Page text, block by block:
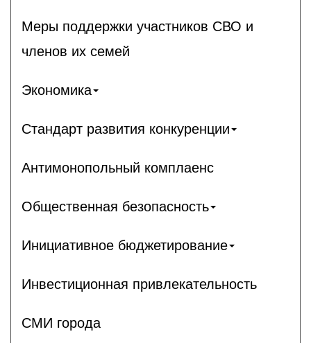
Меры поддержки участников СВО и
членов их семей
Экономика
Стандарт развития конкуренции
Антимонопольный комплаенс
Общественная безопасность
Инициативное бюджетирование
Инвестиционная привлекательность
СМИ города